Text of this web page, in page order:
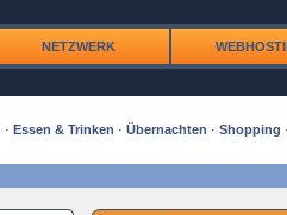
NETZWERK
· Essen & Trinken · Übernachten · Shopping ·